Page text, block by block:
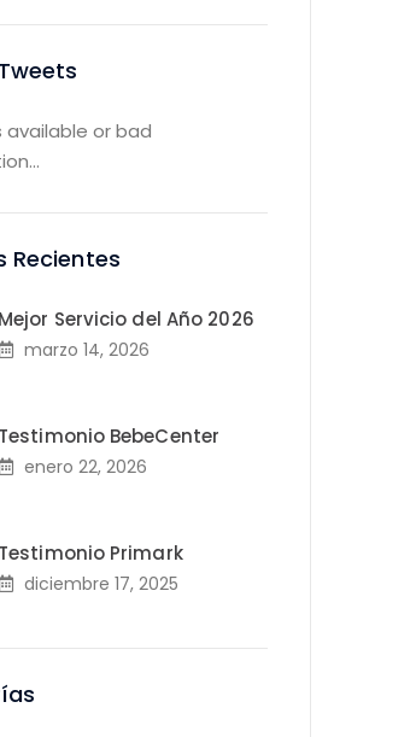
or bad
Recientes
Mejor Servicio del Año 2026
marzo 14, 2026
Testimonio BebeCenter
enero 22, 2026
Testimonio Primark
diciembre 17, 2025